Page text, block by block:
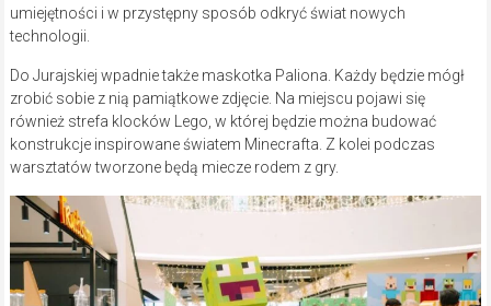
umiejętności i w przystępny sposób odkryć świat nowych
technologii.
Do Jurajskiej wpadnie także maskotka Paliona. Każdy będzie mógł
zrobić sobie z nią pamiątkowe zdjęcie. Na miejscu pojawi się
również strefa klocków Lego, w której będzie można budować
konstrukcje inspirowane światem Minecrafta. Z kolei podczas
warsztatów tworzone będą miecze rodem z gry.